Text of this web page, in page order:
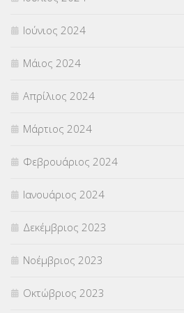
Ιούνιος 2024
Μάιος 2024
Απρίλιος 2024
Μάρτιος 2024
Φεβρουάριος 2024
Ιανουάριος 2024
Δεκέμβριος 2023
Νοέμβριος 2023
Οκτώβριος 2023